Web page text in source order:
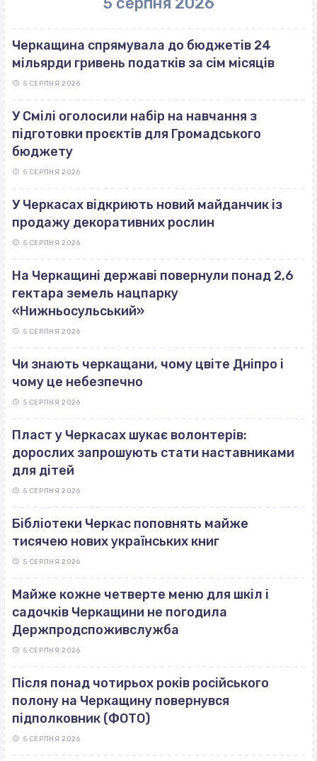
Черкащина спрямувала до бюджетів 24
мільярди гривень податків за сім місяців
5 СЕРПНЯ 2026
У Смілі оголосили набір на навчання з
підготовки проєктів для Громадського
бюджету
5 СЕРПНЯ 2026
У Черкасах відкриють новий майданчик із
продажу декоративних рослин
5 СЕРПНЯ 2026
На Черкащині державі повернули понад 2,6
гектара земель нацпарку
«Нижньосульський»
5 СЕРПНЯ 2026
Чи знають черкащани, чому цвіте Дніпро і
чому це небезпечно
5 СЕРПНЯ 2026
Пласт у Черкасах шукає волонтерів:
дорослих запрошують стати наставниками
для дітей
5 СЕРПНЯ 2026
Бібліотеки Черкас поповнять майже
тисячею нових українських книг
5 СЕРПНЯ 2026
Майже кожне четверте меню для шкіл і
садочків Черкащини не погодила
Держпродспоживслужба
5 СЕРПНЯ 2026
Після понад чотирьох років російського
полону на Черкащину повернувся
підполковник (ФОТО)
5 СЕРПНЯ 2026